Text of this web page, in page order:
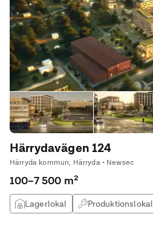
Härrydavägen 124
Härryda kommun, Härryda • Newsec
100–7 500 m²
Lagerlokal Produktionslokal